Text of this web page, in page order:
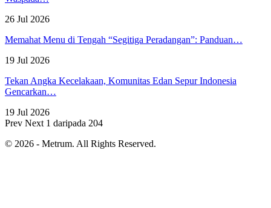
26 Jul 2026
Memahat Menu di Tengah “Segitiga Peradangan”: Panduan…
19 Jul 2026
Tekan Angka Kecelakaan, Komunitas Edan Sepur Indonesia
Gencarkan…
19 Jul 2026
Prev Next 1 daripada 204
© 2026 - Metrum. All Rights Reserved.